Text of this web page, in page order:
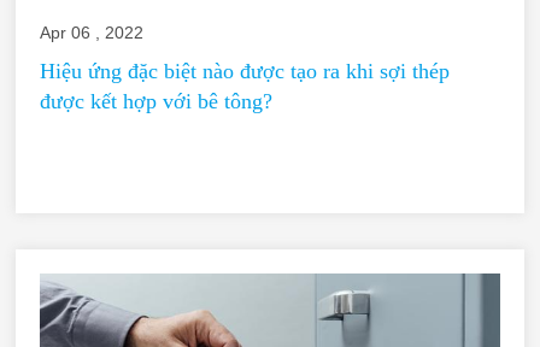
Apr 06 , 2022
Hiệu ứng đặc biệt nào được tạo ra khi sợi thép
được kết hợp với bê tông?